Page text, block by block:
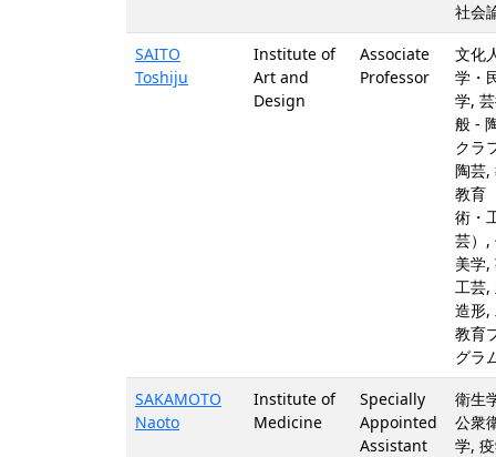
社会
SAITO
Toshiju
Institute of
Art and
Design
Associate
Professor
文化
学・
学,
般 -
クラ
陶芸,
教育
術・
芸）,
美学,
工芸,
造形,
教育
グラ
SAKAMOTO
Naoto
Institute of
Medicine
Specially
Appointed
Assistant
衛生
公衆
学,